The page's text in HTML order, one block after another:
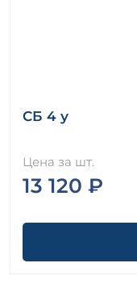
СБ 4 у
Цена за шт.
13 120 ₽